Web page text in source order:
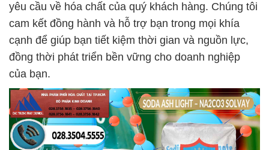
yêu cầu về hóa chất của quý khách hàng. Chúng tôi
cam kết đồng hành và hỗ trợ bạn trong mọi khía
cạnh để giúp bạn tiết kiệm thời gian và nguồn lực,
đồng thời phát triển bền vững cho doanh nghiệp
của bạn.